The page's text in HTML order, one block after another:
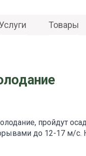
Товары
пройдут
до 12-17 м/